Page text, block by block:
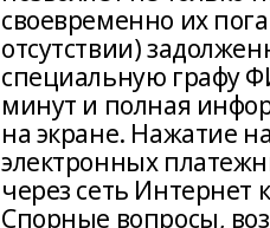
своевременно их
отсутствии)
специальную графу
минут и полная
на экране. Нажатие
электронных
через сеть Интернет
Спорные вопросы,